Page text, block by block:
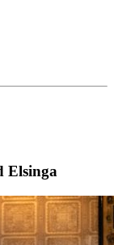
Elsinga